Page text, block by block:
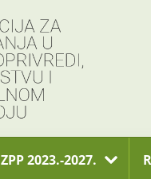
ZPP 2023.-2027.